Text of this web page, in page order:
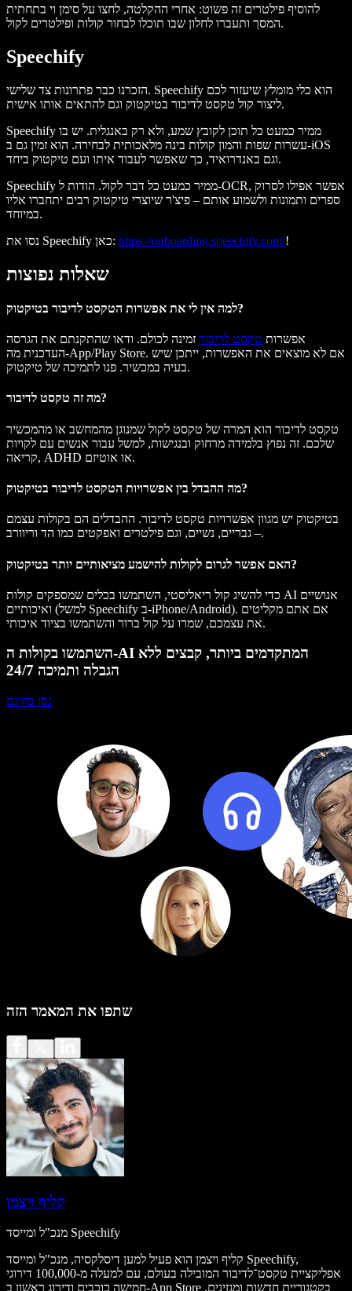
להוסיף פילטרים זה פשוט: אחרי ההקלטה, לחצו על סימן וי בתחתית
המסך ותעברו לחלון שבו תוכלו לבחור קולות ופילטרים לקול.
Speechify
הזכרנו כבר פתרונות צד שלישי. Speechify הוא כלי מומלץ שיעזור לכם
ליצור קול טקסט לדיבור בטיקטוק וגם להתאים אותו אישית.
Speechify ממיר כמעט כל תוכן לקובץ שמע, ולא רק באנגלית. יש בו
עשרות שפות והמון קולות בינה מלאכותית לבחירה. הוא זמין גם ב-iOS
וגם באנדרואיד, כך שאפשר לעבוד איתו ועם טיקטוק ביחד.
Speechify ממיר כמעט כל דבר לקול. הודות ל-OCR, אפשר אפילו לסרוק
ספרים ותמונות ולשמוע אותם – פיצ'ר שיוצרי טיקטוק רבים יתחברו אליו
במיוחד.
נסו את Speechify כאן: https://onboarding.speechify.com/!
למה אין לי את אפשרות הטקסט לדיבור בטיקטוק?
אפשרות טקסט לדיבור זמינה לכולם. ודאו שהתקנתם את הגרסה
העדכנית מה-App/Play Store. אם לא מוצאים את האפשרות, ייתכן שיש
בעיה במכשיר. פנו לתמיכה של טיקטוק.
מה זה טקסט לדיבור?
טקסט לדיבור הוא המרה של טקסט לקול שמנוגן מהמחשב או מהמכשיר
שלכם. זה נפוץ בלמידה מרחוק ובנגישות, למשל עבור אנשים עם לקויות
קריאה, ADHD או אוטיזם.
מה ההבדל בין אפשרויות הטקסט לדיבור בטיקטוק?
בטיקטוק יש מגוון אפשרויות טקסט לדיבור. ההבדלים הם בקולות עצמם
– גבריים, נשיים, וגם פילטרים ואפקטים כמו הד וריוורב.
האם אפשר לגרום לקולות להישמע מציאותיים יותר בטיקטוק?
כדי להשיג קול ריאליסטי, השתמשו בכלים שמספקים קולות AI אנושיים
ואיכותיים (למשל Speechify ב-iPhone/Android). אם אתם מקליטים
את עצמכם, שמרו על קול ברור והשתמשו בציוד איכותי.
השתמשו בקולות ה-AI המתקדמים ביותר, קבצים ללא
הגבלה ותמיכה 24/7
נסו בחינם
שתפו את המאמר הזה
קליף ויצמן
מנכ"ל ומייסד Speechify
קליף ויצמן הוא פעיל למען דיסלקסיה, מנכ"ל ומייסד Speechify,
אפליקציית טקסט־לדיבור המובילה בעולם, עם למעלה מ-100,000 דירוגי
חמישה כוכבים ודירוג ראשון ב-App Store בקטגוריית חדשות ומגזינים.